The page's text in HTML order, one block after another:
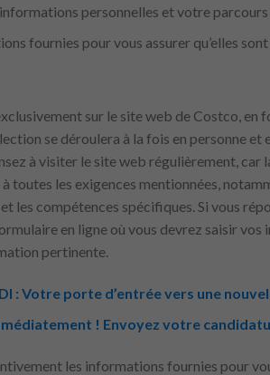
personnelles et votre parcours
fournies pour vous assurer qu’elles
sur le site web de Costco, en
se déroulera à la fois en personne et
à visiter le site web régulièrement,
toutes les exigences mentionnées,
les compétences spécifiques. Si vous
en ligne où vous devrez saisir vos
pertinente.
: Votre porte d’entrée vers une
! Envoyez votre
les informations fournies pour